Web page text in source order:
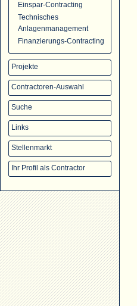
Einspar-Contracting
Technisches
Anlagenmanagement
Finanzierungs-Contracting
Projekte
Contractoren-Auswahl
Suche
Links
Stellenmarkt
Ihr Profil als Contractor